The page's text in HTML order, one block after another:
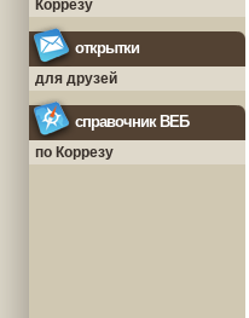
Коррезу
открытки
для друзей
справочник ВЕБ
по Коррезу